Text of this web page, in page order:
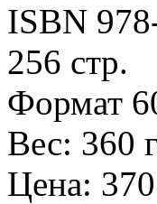
ISBN
256 стр.
Формат
Вес: 360
Цена: